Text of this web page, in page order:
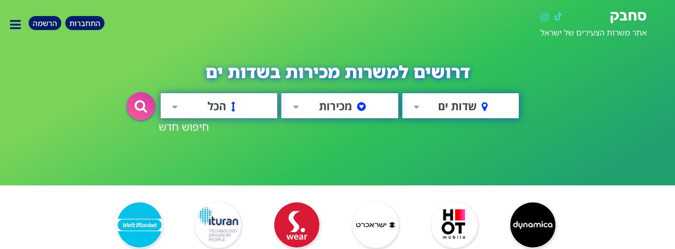
סחבק
אתר משרות הצעירים של ישראל
התחברות הרשמה
דרושים למשרות מכירות בשדות ים
שדות ים מכירות הכל
חיפוש חדש